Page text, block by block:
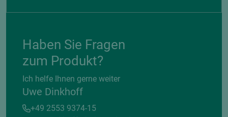
Haben Sie Fragen
zum Produkt?
Ich helfe Ihnen gerne weiter
Uwe Dinkhoff
+49 2553 9374-15